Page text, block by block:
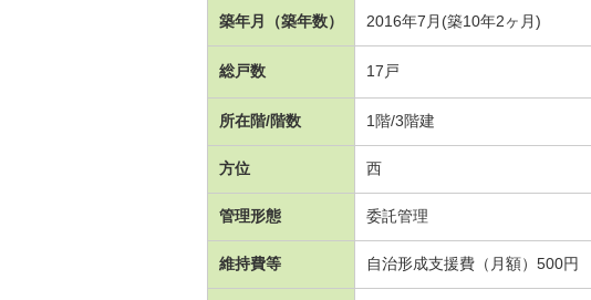
築年月（築年数） 2016年7月(築10年2ヶ月)
総戸数 17戸
所在階/階数 1階/3階建
方位 西
管理形態 委託管理
維持費等 自治形成支援費（月額）500円